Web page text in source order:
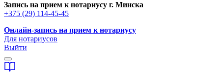
Запись на прием к нотариусу г. Минска
+375 (29) 114-45-45
Онлайн-запись на прием к нотариусу
Для нотариусов
Выйти